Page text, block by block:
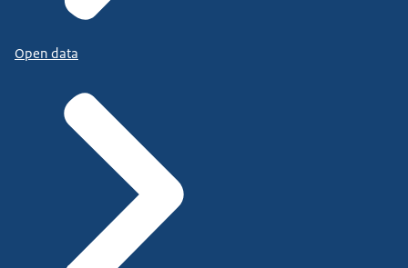
Open data